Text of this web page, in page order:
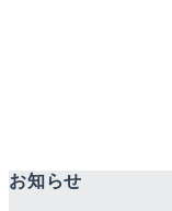
お知らせ